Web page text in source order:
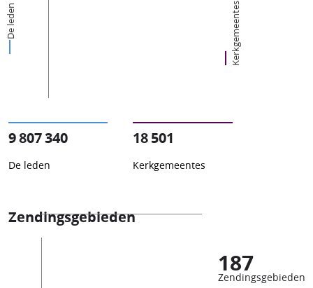
De leden Kerkgemeentes
9 807 340
De leden
18 501
Kerkgemeentes
Zendingsgebieden
187
Zendingsgebieden